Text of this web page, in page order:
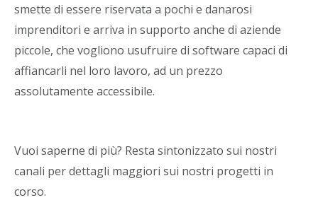
smette di essere riservata a pochi e danarosi
imprenditori e arriva in supporto anche di aziende
piccole, che vogliono usufruire di software capaci di
affiancarli nel loro lavoro, ad un prezzo
assolutamente accessibile.
Vuoi saperne di più? Resta sintonizzato sui nostri
canali per dettagli maggiori sui nostri progetti in
corso.